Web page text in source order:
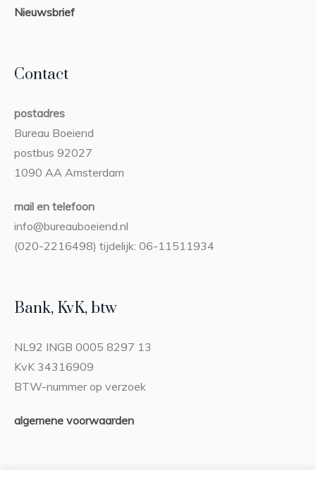
Nieuwsbrief
Contact
postadres
Bureau Boeiend
postbus 92027
1090 AA Amsterdam
mail en telefoon
info@bureauboeiend.nl
(020-2216498) tijdelijk: 06-11511934
Bank, KvK, btw
NL92 INGB 0005 8297 13
KvK 34316909
BTW-nummer op verzoek
algemene voorwaarden